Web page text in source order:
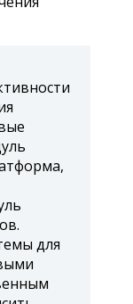
для